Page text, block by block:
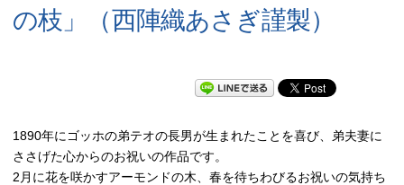
の枝」（西陣織あさぎ謹製）
1890年にゴッホの弟テオの長男が生まれたことを喜び、弟夫妻に
ささげた心からのお祝いの作品です。
2月に花を咲かすアーモンドの木、春を待ちわびるお祝いの気持ち